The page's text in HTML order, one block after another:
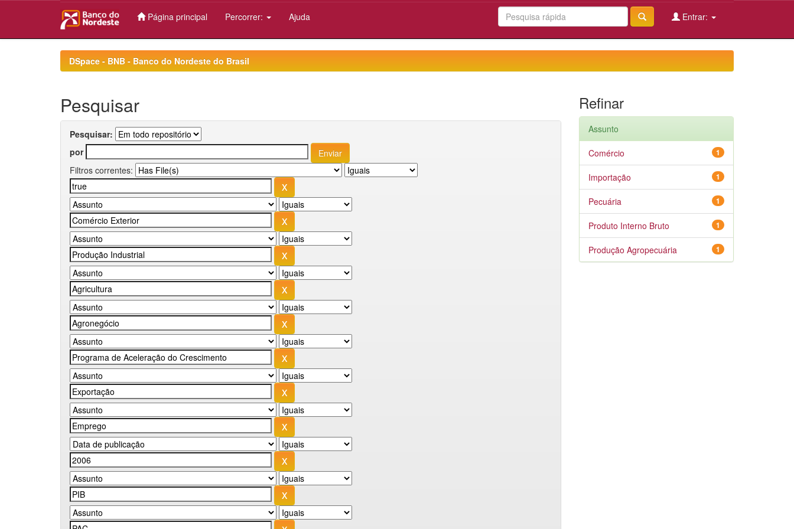
Página principal Percorrer: Ajuda Entrar:
DSpace - BNB - Banco do Nordeste do Brasil
Pesquisar
Pesquisar:
por
Filtros correntes:
Refinar
Assunto
1
Comércio
1
Importação
1
Pecuária
1
Produto Interno Bruto
1
Produção Agropecuária